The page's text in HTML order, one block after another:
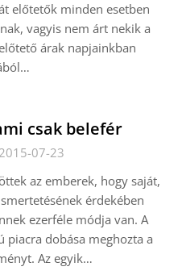
előtetők minden esetben
vagyis nem árt nekik a
árak napjainkban
csak belefér
07-23
az emberek, hogy saját,
érdekében
ezerféle módja van. A
piacra dobása meghozta a
Az egyik…